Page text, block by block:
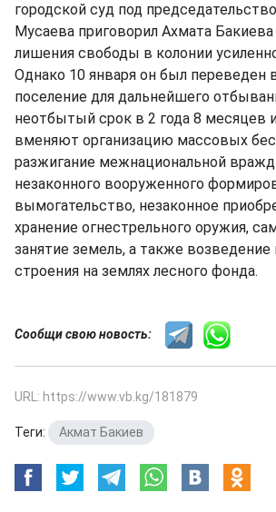
городской суд под
Мусаева приговорил Ахмата
лишения свободы в колонии
Однако 10 января он был переведен
поселение для дальнейшего
неотбытый срок в 2 года 8 месяцев
вменяют организацию массовых
разжигание межнациональной
незаконного вооруженного
вымогательство, незаконное
хранение огнестрельного оружия,
занятие земель, а также возведение
строения на землях лесного фонда.
Сообщи свою новость:
URL: https://www.vb.kg/181879
Теги: Акмат Бакиев